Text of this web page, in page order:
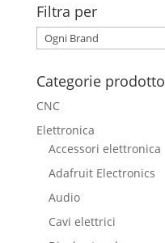
Filtra per
Categorie prodotto
CNC
Elettronica
Accessori elettronica
Adafruit Electronics
Audio
Cavi elettrici